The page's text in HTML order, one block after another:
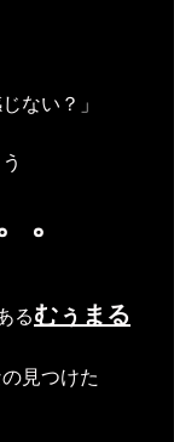
ない？」
。
るむぅまる
見つけた